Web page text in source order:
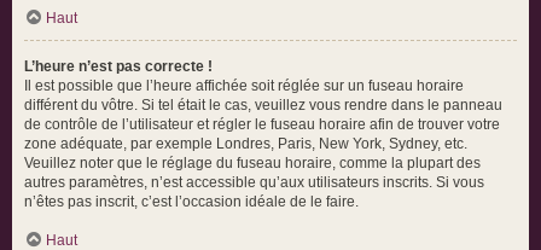
Haut
L’heure n’est pas correcte !
Il est possible que l’heure affichée soit réglée sur un fuseau horaire
différent du vôtre. Si tel était le cas, veuillez vous rendre dans le panneau
de contrôle de l’utilisateur et régler le fuseau horaire afin de trouver votre
zone adéquate, par exemple Londres, Paris, New York, Sydney, etc.
Veuillez noter que le réglage du fuseau horaire, comme la plupart des
autres paramètres, n’est accessible qu’aux utilisateurs inscrits. Si vous
n’êtes pas inscrit, c’est l’occasion idéale de le faire.
Haut